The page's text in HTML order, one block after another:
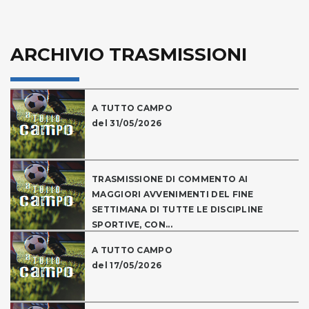
ARCHIVIO TRASMISSIONI
A TUTTO CAMPO
del 31/05/2026
TRASMISSIONE DI COMMENTO AI
MAGGIORI AVVENIMENTI DEL FINE
SETTIMANA DI TUTTE LE DISCIPLINE
SPORTIVE, CON...
A TUTTO CAMPO
del 17/05/2026